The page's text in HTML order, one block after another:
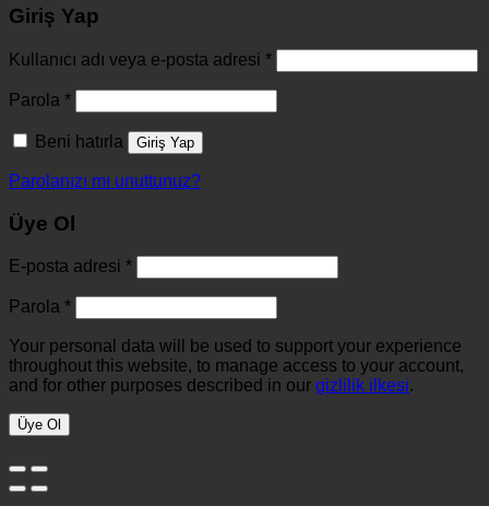
Giriş Yap
Kullanıcı adı veya e-posta adresi *
Parola *
Beni hatırla Giriş Yap
Parolanızı mı unuttunuz?
Üye Ol
E-posta adresi *
Parola *
Your personal data will be used to support your experience
throughout this website, to manage access to your account,
and for other purposes described in our gizlilik ilkesi.
Üye Ol